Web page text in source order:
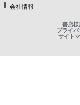
会社情報
書店様
プライ
サイト